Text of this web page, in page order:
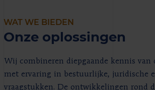
WAT WE BIEDEN
Onze oplossingen
Wij combineren diepgaande kennis van
met ervaring in bestuurlijke, juridische
vraagstukken. De ontwikkelingen rond